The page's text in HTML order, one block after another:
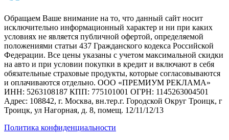
Обращаем Ваше внимание на то, что данный сайт носит
исключительно информационный характер и ни при каких
условиях не является публичной офертой, определяемой
положениями статьи 437 Гражданского кодекса Российской
Федерации. Все цены указаны с учетом максимальной скидки
на авто и при условии покупки в кредит и включают в себя
обязательные страховые продукты, которые согласовываются
и оплачиваются отдельно. ООО «ПРЕМИУМ РЕКЛАМА»
ИНН: 5263108187 КПП: 775101001 ОГРН: 1145263004501
Адрес: 108842, г. Москва, вн.тер.г. Городской Округ Троицк, г
Троицк, ул Нагорная, д. 8, помещ. 12/11/12/13
Политика конфиденциальности